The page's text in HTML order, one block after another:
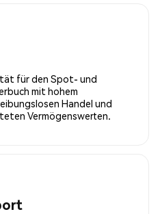
für den Spot- und
mit hohem
Handel und
Vermögenswerten.